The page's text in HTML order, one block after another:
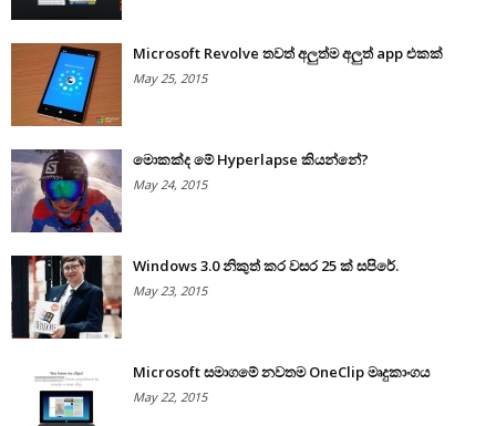
Microsoft Revolve තවත් අලුත්ම අලුත් app එකක්
May 25, 2015
මොකක්ද මේ Hyperlapse කියන්නේ?
May 24, 2015
Windows 3.0 නිකුත් කර වසර 25 ක් සපිරේ.
May 23, 2015
Microsoft සමාගමේ නවතම OneClip මෘදුකාංගය
May 22, 2015